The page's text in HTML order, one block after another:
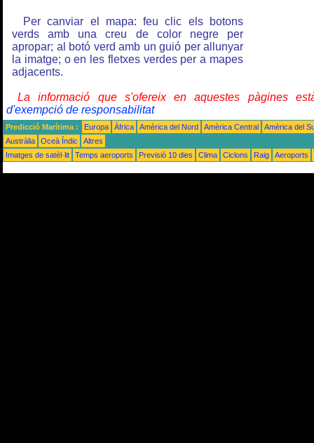
Per canviar el mapa: feu clic els botons
verds amb una creu de color negre per
apropar; al botó verd amb un guió per allunyar
la imatge; o en les fletxes verdes per a mapes
adjacents.
La informació que s'ofereix en aquestes pàgines
d'exempció de responsabilitat
Predicció Marítima : Europa Àfrica Amèrica del Nord Amèrica Central
Amèrica del
Austràlia
Oceà Índic
Altres
Imatges de satèl·lit
Temps aeroports Previsió 10 dies Clima Ciclons Raig Aeroports